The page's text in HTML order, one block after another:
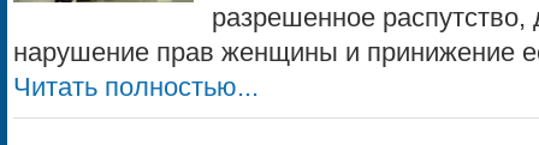
разрешенное
нарушение прав женщины и принижение
Читать полностью...